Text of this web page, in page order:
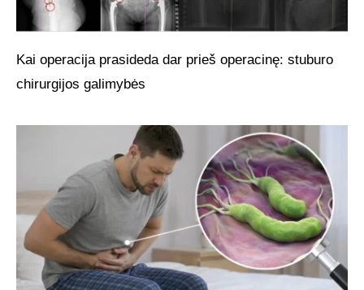
Kai operacija prasideda dar prieš operacinę: stuburo
chirurgijos galimybės